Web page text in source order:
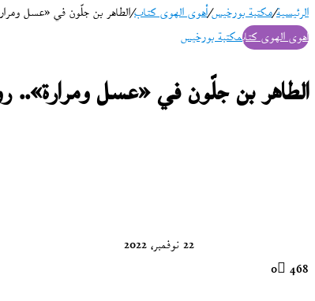
الرئيسية/مكتبة بورخيس/أهوى الهوى كتاب/الطاهر بن جلّون في «عسل
أهوى الهوى كتابمكتبة بورخيس
الطاهر بن جلّون في «عسل ومرارة»..
22 نوفمبر، 2022
0 468